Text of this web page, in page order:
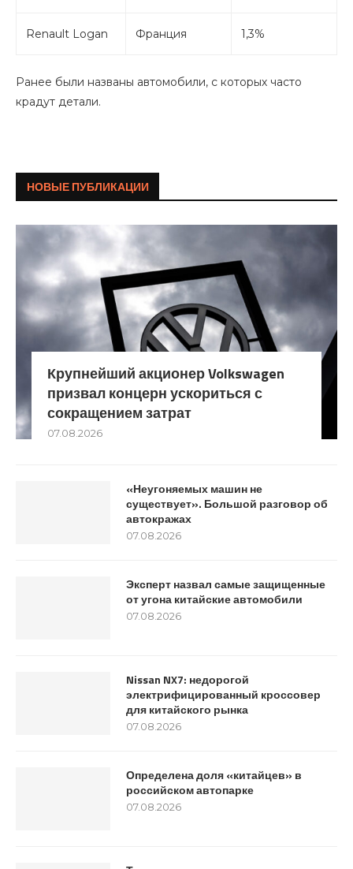
Renault Logan Франция 1,3%
Ранее были названы автомобили, с которых часто
крадут детали.
НОВЫЕ ПУБЛИКАЦИИ
Крупнейший акционер Volkswagen
призвал концерн ускориться с
сокращением затрат
07.08.2026
«Неугоняемых машин не
существует». Большой разговор об
автокражах
07.08.2026
Эксперт назвал самые защищенные
от угона китайские автомобили
07.08.2026
Nissan NX7: недорогой
электрифицированный кроссовер
для китайского рынка
07.08.2026
Определена доля «китайцев» в
российском автопарке
07.08.2026